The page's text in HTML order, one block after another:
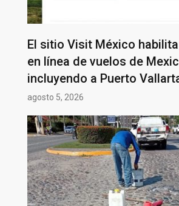
El sitio Visit México
en línea de vuelos de
incluyendo a Puerto
agosto 5, 2026